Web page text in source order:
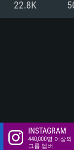
22.8K
INSTAGRAM
440,000명 이상의
그룹 멤버